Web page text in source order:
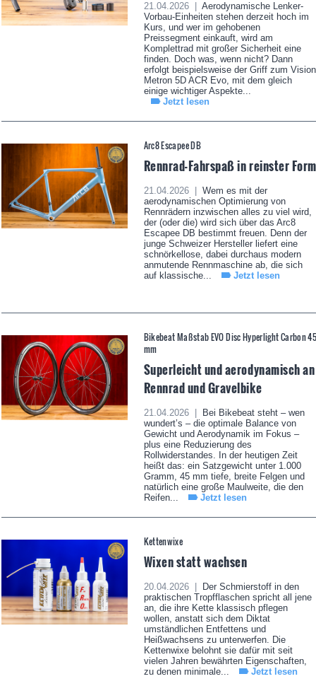
21.04.2026 |
Aerodynamische Lenker-
Vorbau-Einheiten stehen derzeit hoch im
Kurs, und wer im gehobenen
Preissegment einkauft, wird am
Komplettrad mit großer Sicherheit eine
finden. Doch was, wenn nicht? Dann
erfolgt beispielsweise der Griff zum Vision
Metron 5D ACR Evo, mit dem gleich
einige wichtiger Aspekte...
Jetzt lesen
Arc8 Escapee DB
Rennrad-Fahrspaß in reinster Form
21.04.2026 |
Wem es mit der
aerodynamischen Optimierung von
Rennrädern inzwischen alles zu viel wird,
der (oder die) wird sich über das Arc8
Escapee DB bestimmt freuen. Denn der
junge Schweizer Hersteller liefert eine
schnörkellose, dabei durchaus modern
anmutende Rennmaschine ab, die sich
auf klassische...
Jetzt lesen
Bikebeat Maßstab EVO Disc Hyperlight Carbon
mm
Superleicht und aerodynamisch an
Rennrad und Gravelbike
21.04.2026 |
Bei Bikebeat steht – wen
wundert’s – die optimale Balance von
Gewicht und Aerodynamik im Fokus –
plus eine Reduzierung des
Rollwiderstandes. In der heutigen Zeit
heißt das: ein Satzgewicht unter 1.000
Gramm, 45 mm tiefe, breite Felgen und
natürlich eine große Maulweite, die den
Reifen...
Jetzt lesen
Kettenwixe
Wixen statt wachsen
20.04.2026 |
Der Schmierstoff in den
praktischen Tropfflaschen spricht all jene
an, die ihre Kette klassisch pflegen
wollen, anstatt sich dem Diktat
umständlichen Entfettens und
Heißwachsens zu unterwerfen. Die
Kettenwixe belohnt sie dafür mit seit
vielen Jahren bewährten Eigenschaften,
zu denen minimale...
Jetzt lesen